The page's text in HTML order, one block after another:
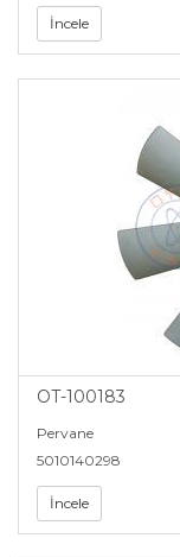
İncele
OT-100183
Pervane
5010140298
İncele